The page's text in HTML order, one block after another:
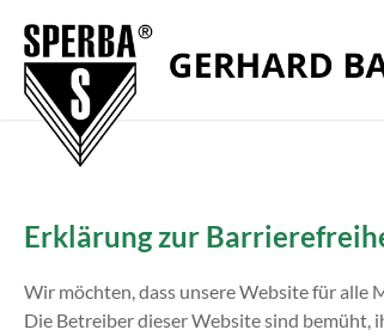
Zum Menü springen
Zur Funktionsleiste springen
Zum Inhalt springen
Erklärung zur
Wir möchten, dass unsere Website für alle
Die Betreiber dieser Website sind bemüht,